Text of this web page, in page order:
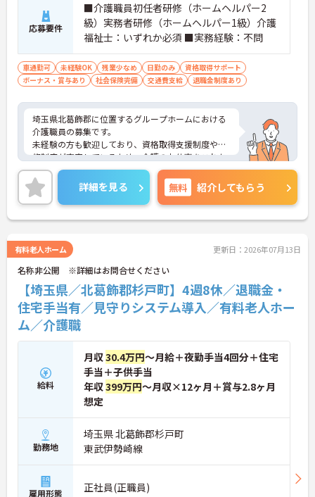
応募要件
■介護職員初任者研修（ホームヘルパー2
級）実務者研修（ホームヘルパー1級）介護
福祉士：いずれか必須 ■実務経験：不問
車通勤可 未経験OK 残業少なめ 日勤のみ
資格取得サポート
ボーナス・賞与あり
社会保険完備 交通費支給 退職金制度あり
埼玉県北葛飾郡に位置するグループホームにおける
介護職員の募集です。
未経験の方も歓迎しており、資格取得支援制度や研
修制度が充実しているため、介護のお仕事をこれか
ら始めたい方にもぴったり♪また、フロアごとに担
当スタッフを配置し、担当するご入居者様を限定す
ることで、スタッフの負担軽減にも力を入れていま
す。福利厚生も充実しており、長く安心して働ける
環境が整っています。
に詳細をご案内しますのでお気軽にご相談くださ
い！
詳細を見る 無料 紹介してもらう
有料老人ホーム 更新日：2026年07月13日
名称非公開 ※詳細はお問合せください
【埼玉県／北葛飾郡杉戸町】4週8休／退職金・
住宅手当有／見守りシステム導入／有料老人ホー
ム／介護職
給料
月収30.4万円～月給＋夜勤手当4回分＋住宅
手当＋子供手当
年収399万円～月収×12ヶ月＋賞与2.8ヶ月
想定
勤務地
埼玉県 北葛飾郡杉戸町
東武伊勢崎線
雇用形態 正社員(正職員)